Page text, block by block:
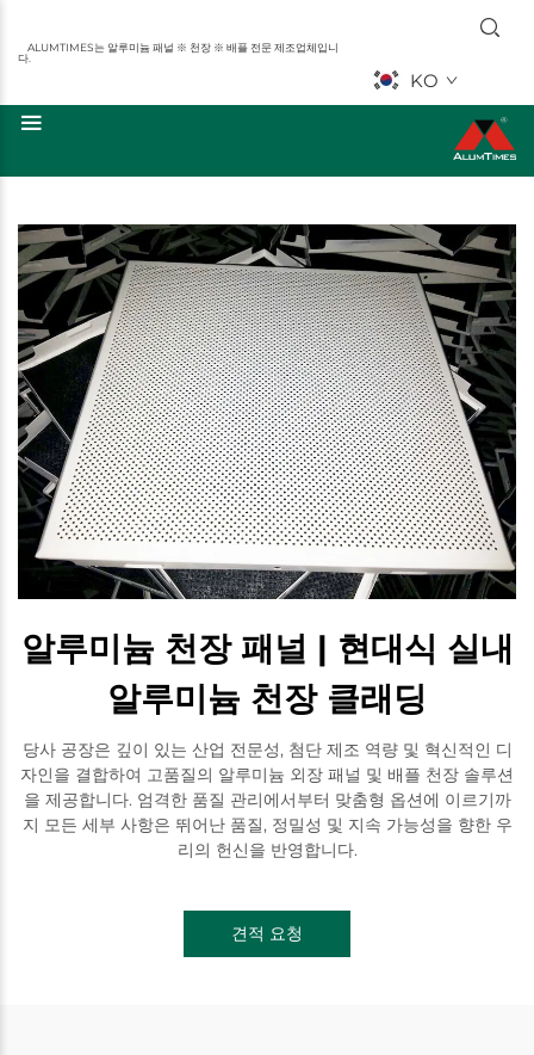
ALUMTIMES는 알루미늄 패널 ※ 천장 ※ 배플 전문 제조업체입니
다.
KO
알루미늄 천장 패널 | 현대식 실내
알루미늄 천장 클래딩
당사 공장은 깊이 있는 산업 전문성, 첨단 제조 역량 및 혁신적인 디
자인을 결합하여 고품질의 알루미늄 외장 패널 및 배플 천장 솔루션
을 제공합니다. 엄격한 품질 관리에서부터 맞춤형 옵션에 이르기까
지 모든 세부 사항은 뛰어난 품질, 정밀성 및 지속 가능성을 향한 우
리의 헌신을 반영합니다.
견적 요청